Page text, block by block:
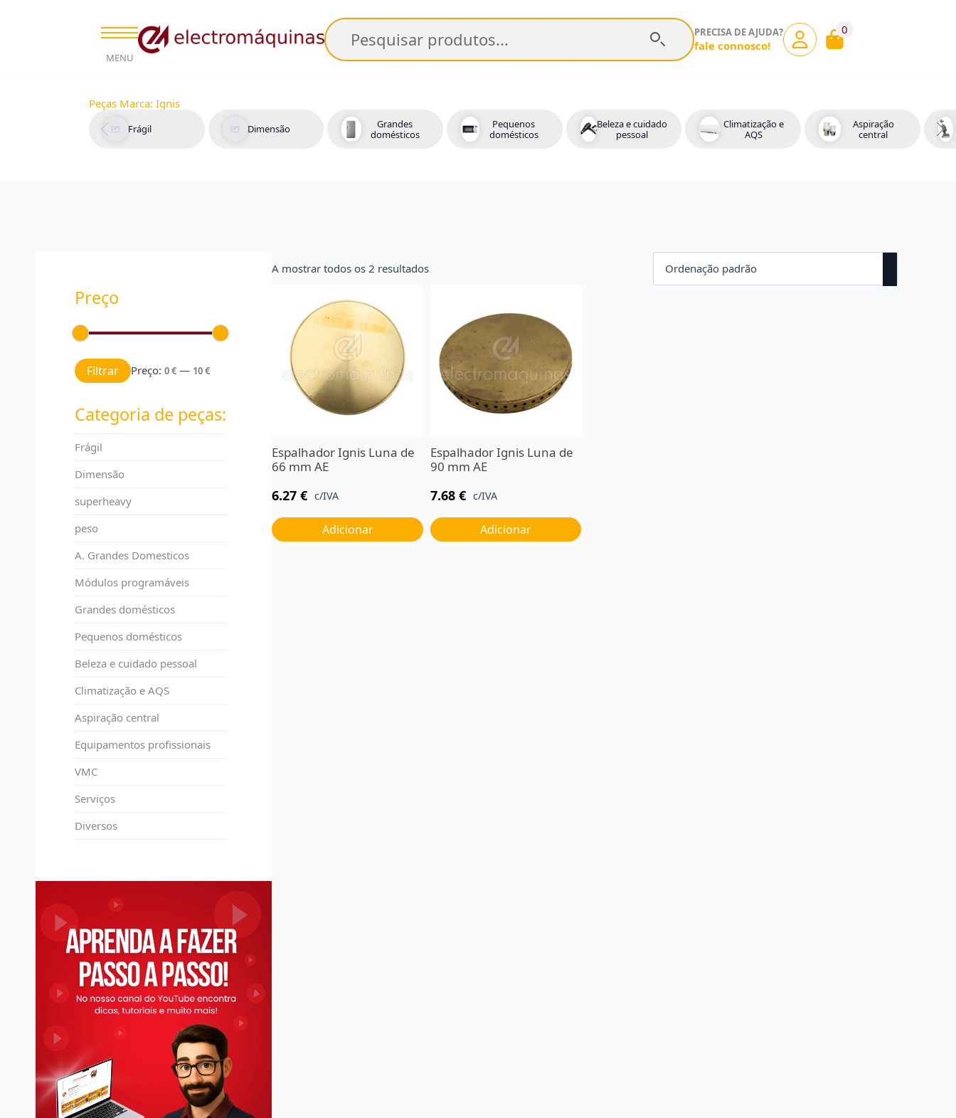
MENU
Pesquisar PRECISA DE AJUDA?
fale connosco!
0
Peças Marca: Ignis
Frágil Dimensão
Grandes
domésticos
Pequenos
domésticos
Beleza e cuidado
pessoal
Climatização e
AQS
Aspiração
central
Preço
Preço mínimo
Preço máximo
Filtrar Preço: 0 € — 10 €
Categoria de peças:
Frágil
Dimensão
superheavy
peso
A. Grandes Domesticos
Módulos programáveis
Grandes domésticos
Pequenos domésticos
Beleza e cuidado pessoal
Climatização e AQS
Aspiração central
Equipamentos profissionais
VMC
Serviços
Diversos
A mostrar todos os 2 resultados
Espalhador Ignis Luna de
66 mm AE
6.27€ c/IVA
Adicionar
Espalhador Ignis Luna de
90 mm AE
7.68 € c/IVA
Adicionar